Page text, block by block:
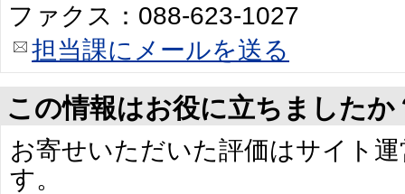
ファクス：088-623-1027
担当課にメールを送る
この情報はお役に立ちましたか
お寄せいただいた評価はサイト
す。